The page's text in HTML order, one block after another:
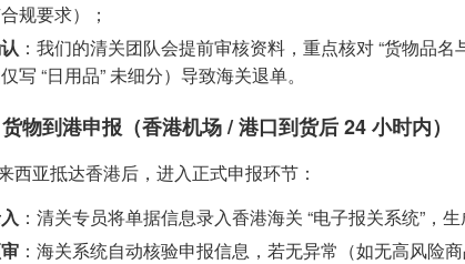
规要求）；
：我们的清关团队会提前审核资料，重点核对 “货物品
写 “日用品” 未细分）导致海关退单。
物到港申报（香港机场 / 港口到货后 24 小时内）
西亚抵达香港后，进入正式申报环节：
：清关专员将单据信息录入香港海关 “电子报关系统”，
：海关系统自动核验申报信息，若无异常（如无高风险